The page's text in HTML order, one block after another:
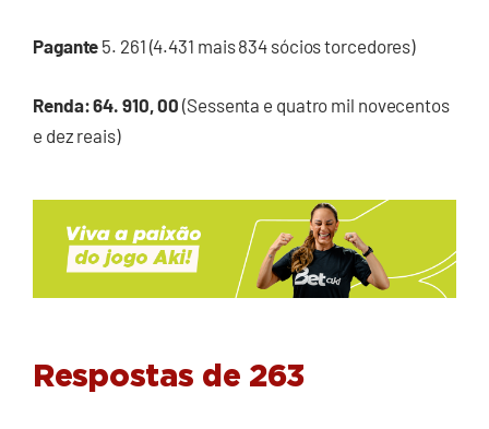
Pagante 5. 261 (4.431 mais 834 sócios torcedores)
Renda: 64. 910, 00(Sessenta e quatro mil novecentos
e dez reais)
Respostas de 263